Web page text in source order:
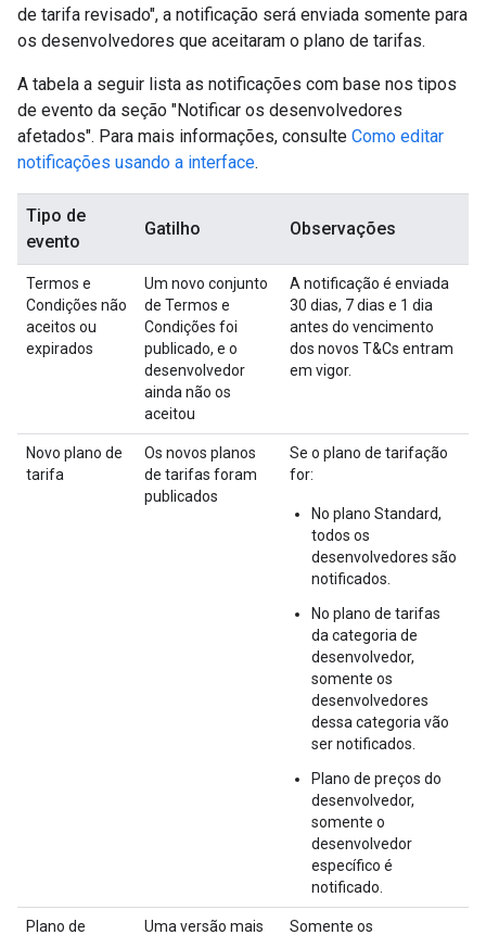
de tarifa revisado", a notificação será enviada somente para
os desenvolvedores que aceitaram o plano de tarifas.
A tabela a seguir lista as notificações com base nos tipos
de evento da seção "Notificar os desenvolvedores
afetados". Para mais informações, consulte Como editar
notificações usando a interface.
Tipo de
evento
Gatilho Observações
Termos e
Condições não
aceitos ou
expirados
Um novo conjunto
de Termos e
Condições foi
publicado, e o
desenvolvedor
ainda não os
aceitou
A notificação é enviada
30 dias, 7 dias e 1 dia
antes do vencimento
dos novos T&Cs entram
em vigor.
Novo plano de
tarifa
Os novos planos
de tarifas foram
publicados
Se o plano de tarifação
for:
No plano Standard,
todos os
desenvolvedores são
notificados.
No plano de tarifas
da categoria de
desenvolvedor,
somente os
desenvolvedores
dessa categoria vão
ser notificados.
Plano de preços do
desenvolvedor,
somente o
desenvolvedor
específico é
notificado.
Plano de
Uma versão mais
Somente os